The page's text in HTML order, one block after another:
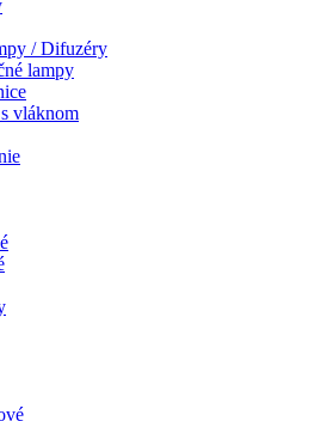
/ Difuzéry
lampy
vláknom